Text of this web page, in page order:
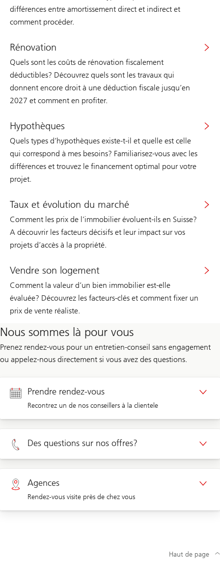
différences entre amortissement direct et indirect et
comment procéder.
Rénovation
Quels sont les coûts de rénovation fiscalement
déductibles? Découvrez quels sont les travaux qui
donnent encore droit à une déduction fiscale jusqu’en
2027 et comment en profiter.
Hypothèques
Quels types d’hypothèques existe-t-il et quelle est celle
qui correspond à mes besoins? Familiarisez-vous avec les
différences et trouvez le financement optimal pour votre
projet.
Taux et évolution du marché
Comment les prix de l’immobilier évoluent-ils en Suisse?
A découvrir les facteurs décisifs et leur impact sur vos
projets d’accès à la propriété.
Vendre son logement
Comment la valeur d’un bien immobilier est-elle
évaluée? Découvrez les facteurs-clés et comment fixer un
prix de vente réaliste.
Nous sommes là pour vous
Prenez rendez-vous pour un entretien-conseil sans engagement
ou appelez-nous directement si vous avez des questions.
Prendre rendez-vous
Recontrez un de nos conseillers à la clientele
Rendez-vous Clients privé
Rendez-vous Clients d'entreprises
Des questions sur nos offres?
Privé 0800 002 556
Entreprises 0844 853 001
Agences
Rendez-vous visite près de chez vous
Haut de page